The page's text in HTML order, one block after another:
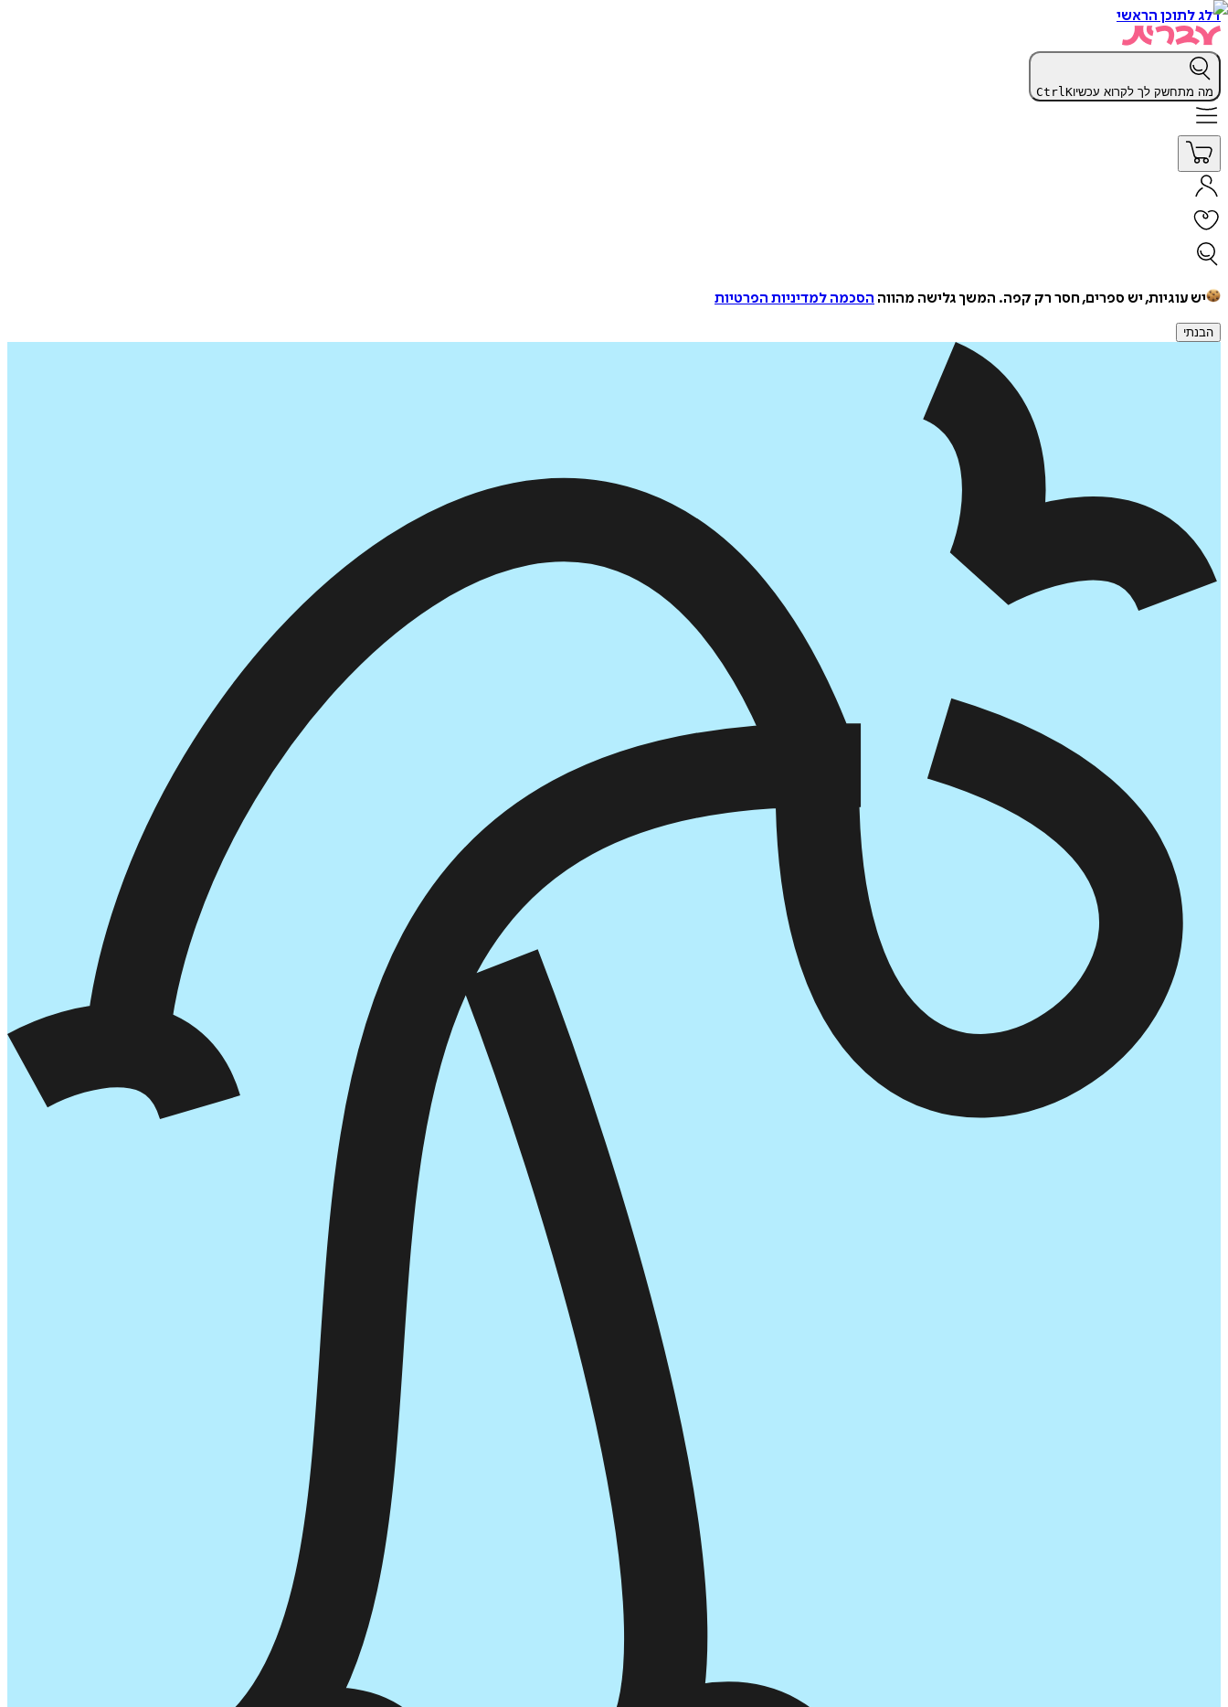
דלג לתוכן הראשי
מה מתחשק לך לקרוא עכשיו CtrlK
יש עוגיות, יש ספרים, חסר רק קפה. המשך גלישה מהווה הסכמה למדיניות הפרטיות
הבנתי